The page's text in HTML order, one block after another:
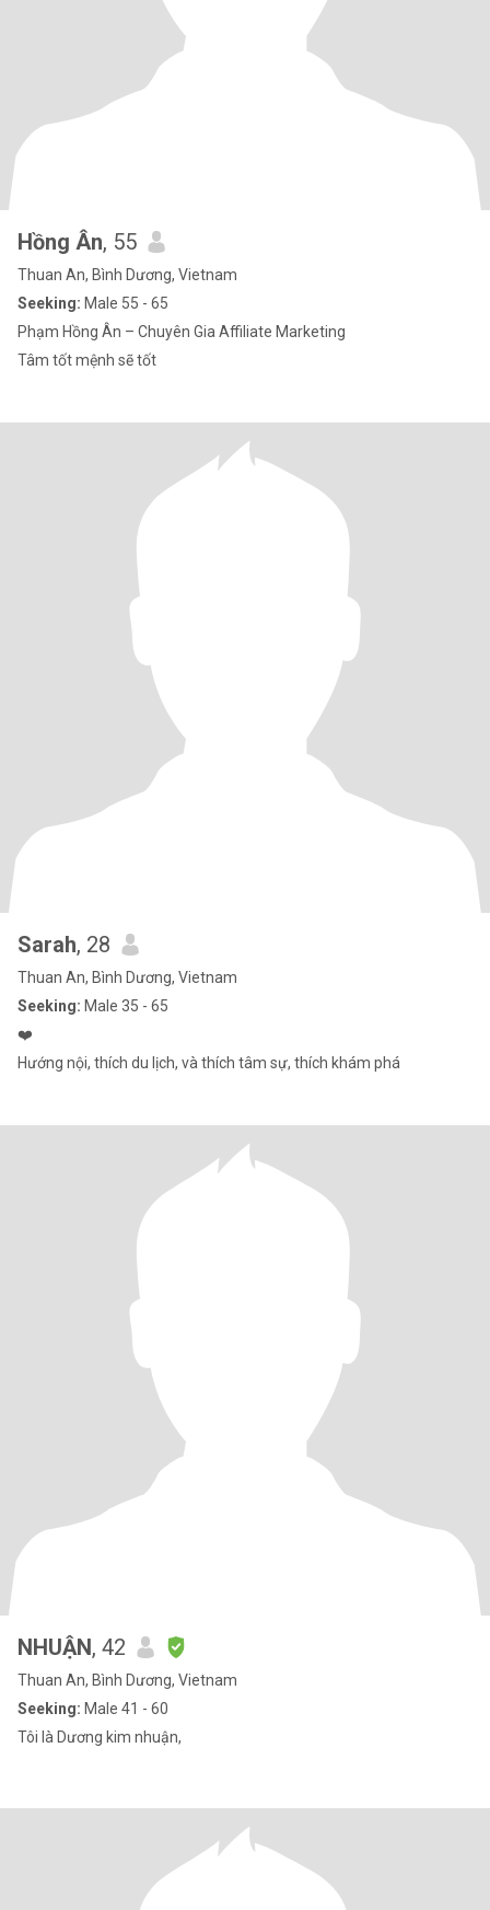
Hồng Ân, 55
Thuan An, Bình Dương, Vietnam
Seeking: Male 55 - 65
Phạm Hồng Ân – Chuyên Gia Affiliate Marketing
Tâm tốt mệnh sẽ tốt
Sarah, 28
Thuan An, Bình Dương, Vietnam
Seeking: Male 35 - 65
❤️
Hướng nội, thích du lịch, và thích tâm sự, thích khám phá
NHUẬN, 42
Thuan An, Bình Dương, Vietnam
Seeking: Male 41 - 60
Tôi là Dương kim nhuận,